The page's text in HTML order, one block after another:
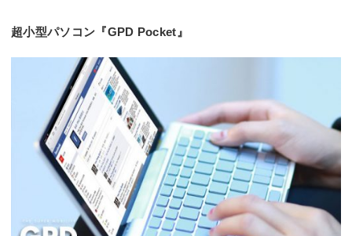
超小型パソコン『GPD Pocket』